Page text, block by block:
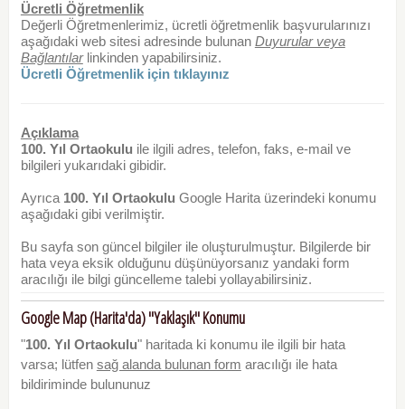
Ücretli Öğretmenlik
Değerli Öğretmenlerimiz, ücretli öğretmenlik başvurularınızı
aşağıdaki web sitesi adresinde bulunan Duyurular veya
Bağlantılarlinkinden yapabilirsiniz.
Ücretli Öğretmenlik için tıklayınız
Açıklama
100. Yıl Ortaokulu ile ilgili adres, telefon, faks, e-mail ve
bilgileri yukarıdaki gibidir.
Ayrıca 100. Yıl Ortaokulu Google Harita üzerindeki konumu
aşağıdaki gibi verilmiştir.
Bu sayfa son güncel bilgiler ile oluşturulmuştur. Bilgilerde bir
hata veya eksik olduğunu düşünüyorsanız yandaki form
aracılığı ile bilgi güncelleme talebi yollayabilirsiniz.
Google Map (Harita'da) "Yaklaşık" Konumu
"100. Yıl Ortaokulu" haritada ki konumu ile ilgili bir hata
varsa; lütfen sağ alanda bulunan form aracılığı ile hata
bildiriminde bulununuz